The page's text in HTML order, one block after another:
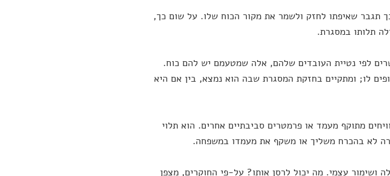
תגבר שאיפתו לחזק ולשמר את מקור הכוח שלו. על שום כך,
תלותו במסגרת.
לפי נטיית העובדים שלהם, אלה שמטעמם יש להם כוח.
לו; ומתקיים בחזקת המסגרת שבה הוא נמצא, בין אם היא
מתוקף מעמד או פרמטרים סביבתיים אחרים. הוא תלוי
לא בהכרח משליך או משקף את מעמדו במשפחה.
ושימור עצמי. מה יכול לרסן אותו? על-פי החוקרים, מצפן